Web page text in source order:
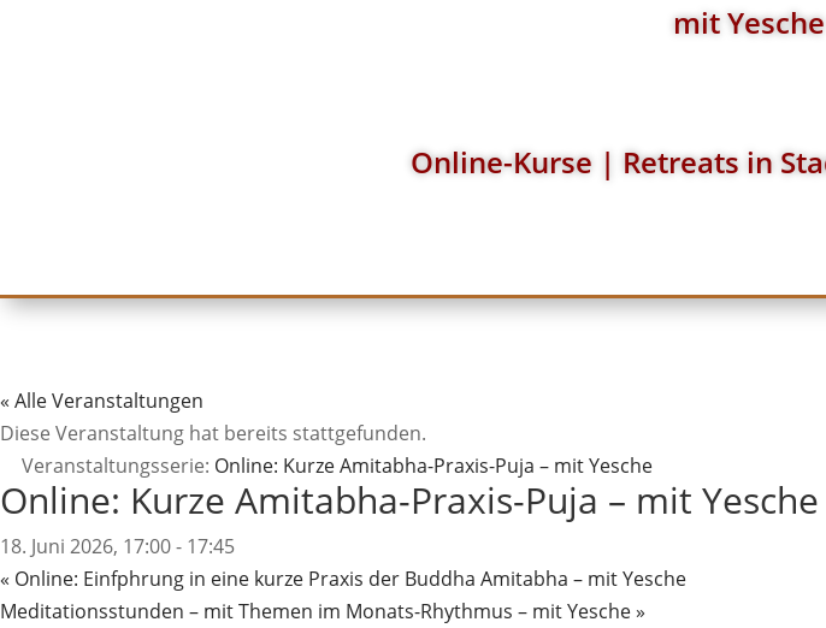
mit
Online-Kurse | Retreats in
« Alle Veranstaltungen
Diese Veranstaltung hat bereits stattgefunden.
Veranstaltungsserie: Online: Kurze Amitabha-Praxis-Puja – mit Yesche
Online: Kurze Amitabha-Praxis-Puja – mit Yesche
18. Juni 2026, 17:00- 17:45
« Online: Einfphrung in eine kurze Praxis der Buddha Amitabha – mit Yesche
Meditationsstunden – mit Themen im Monats-Rhythmus – mit Yesche»